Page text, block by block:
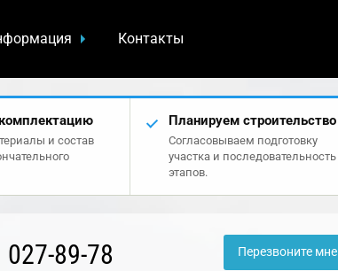
Контакты
и состав
Планируем строительство
Согласовываем подготовку
участка и последовательность
этапов.
89-78 Перезвоните мне